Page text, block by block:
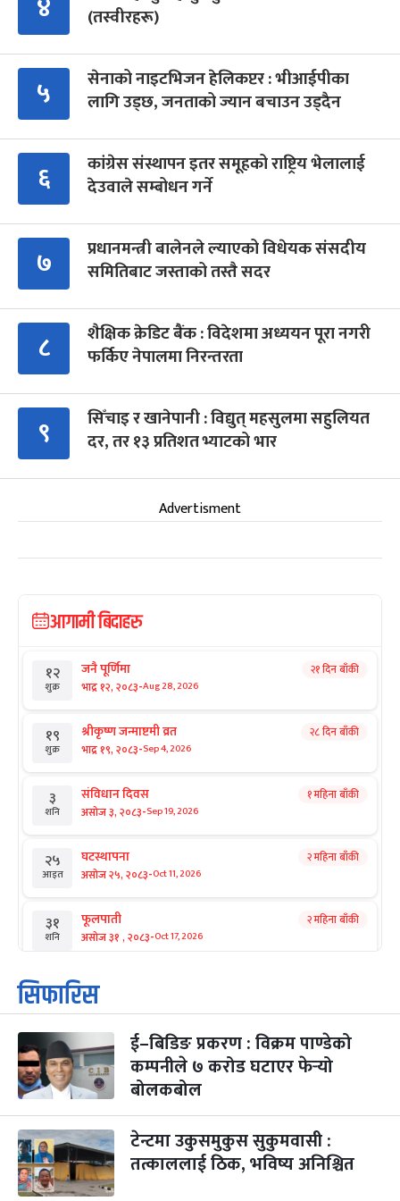
४
(तस्वीरहरू)
५
सेनाको नाइटभिजन हेलिकप्टर : भीआईपीका
लागि उड्छ, जनताको ज्यान बचाउन उड्दैन
६
कांग्रेस संस्थापन इतर समूहको राष्ट्रिय भेलालाई
देउवाले सम्बोधन गर्ने
७
प्रधानमन्त्री बालेनले ल्याएको विधेयक संसदीय
समितिबाट जस्ताको तस्तै सदर
८
शैक्षिक क्रेडिट बैंक : विदेशमा अध्ययन पूरा नगरी
फर्किए नेपालमा निरन्तरता
९
सिँचाइ र खानेपानी : विद्युत् महसुलमा सहुलियत
दर, तर १३ प्रतिशत भ्याटको भार
Advertisment
आगामी बिदाहरु
१२
शुक्र
जनै पूर्णिमा
भाद्र १२, २०८३-Aug 28, 2026
२१ दिन बाँकी
१९
शुक्र
श्रीकृष्ण जन्माष्टमी व्रत
भाद्र १९, २०८३-Sep 4, 2026
२८ दिन बाँकी
३
शनि
संविधान दिवस
असोज ३, २०८३-Sep 19, 2026
१ महिना बाँकी
२५
आइत
घटस्थापना
असोज २५, २०८३-Oct 11, 2026
२ महिना बाँकी
३१
शनि
फूलपाती
असोज ३१ , २०८३-Oct 17, 2026
२ महिना बाँकी
१
आइत
कार्तिक सङ्क्रान्ति
कार्तिक १, २०८३
३
मंगल
महानवमी
कार्तिक ३, २०८३-Oct 20, 2026
२ महिना बाँकी
४
५
बिहि
पापा‌ङ्कुशा एकादशी व्रत
कार्तिक ५, २०८३
२ महिना बाँकी
सिफारिस
ई–बिडिङ प्रकरण : विक्रम पाण्डेको
कम्पनीले ७ करोड घटाएर फेर्‍यो
बोलकबोल
टेन्टमा उकुसमुकुस सुकुमवासी :
तत्काललाई ठिक, भविष्य अनिश्चित